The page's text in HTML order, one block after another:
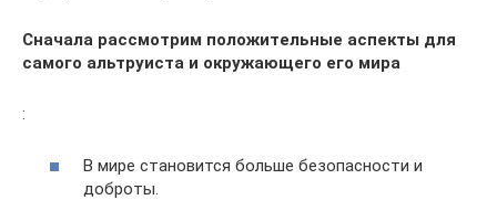
Сначала рассмотрим положительные аспекты для
самого альтруиста и окружающего его мира
:
В мире становится больше безопасности и
доброты.